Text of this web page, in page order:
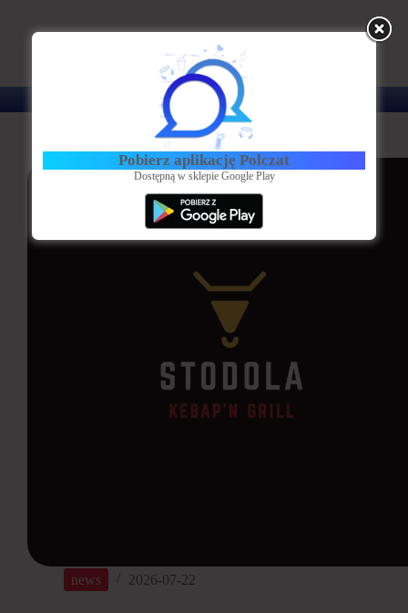
Aktualności
Bądź na bieżąco z wydarzeniami na Polczat.pl
news 2026-07-22
Pobierz aplikację Polczat
Dostępną w sklepie Google Play